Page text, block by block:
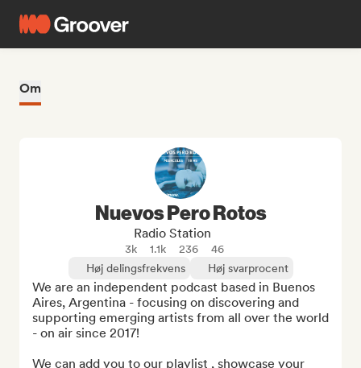
Om
Nuevos Pero Rotos
Radio Station
3k 1.1k 236
46
Høj delingsfrekvens
Høj svarprocent
We are an independent podcast based in Buenos
Aires, Argentina - focusing on discovering and
supporting emerging artists from all over the world
- on air since 2017!
We can add you to our playlist , showcase your